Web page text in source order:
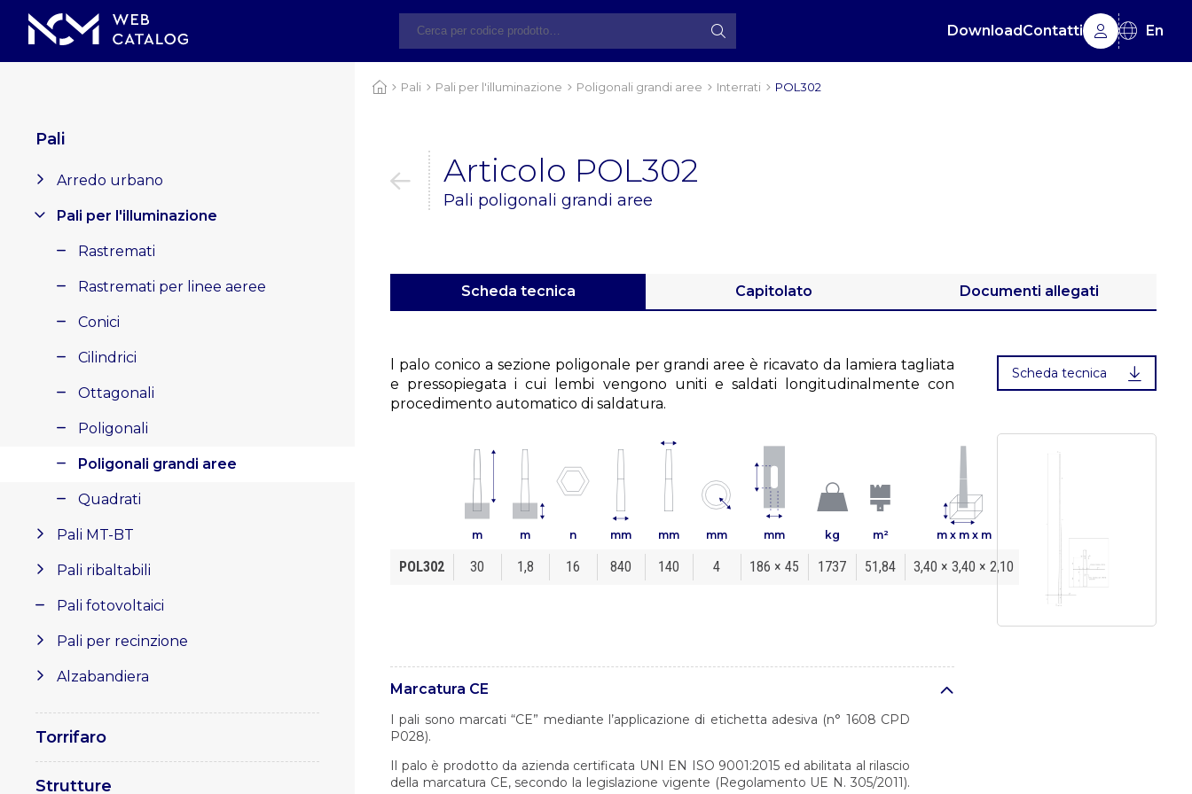
DownloadContatti En
Pali
Arredo urbano
Pali per l'illuminazione
Rastremati
Rastremati per linee aeree
Conici
Cilindrici
Ottagonali
Poligonali
Poligonali grandi aree
Quadrati
Pali MT-BT
Pali ribaltabili
Pali fotovoltaici
Pali per recinzione
Alzabandiera
Torrifaro
Strutture
Pali Pali per l'illuminazione Poligonali grandi aree Interrati POL302
Articolo POL302
Pali poligonali grandi aree
Scheda tecnica
l palo conico a sezione poligonale per grandi aree è ricavato da lamiera tagliata
e pressopiegata i cui lembi vengono uniti e saldati longitudinalmente con
procedimento automatico di saldatura.
m m n mm mm mm mm kg m² m x m x m
POL302 30 1,8 16 840 140 4 186 × 45 1737 51,84 3,40 × 3,40 × 2,10
Marcatura CE
I pali sono marcati “CE” mediante l’applicazione di etichetta adesiva (n° 1608 CPD
P028).
Il palo è prodotto da azienda certificata UNI EN ISO 9001:2015 ed abilitata al rilascio
della marcatura CE, secondo la legislazione vigente (Regolamento UE N. 305/2011).
Scheda tecnica
Capitolato Documenti allegati